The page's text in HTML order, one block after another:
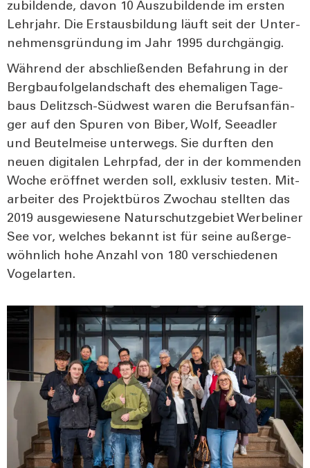
zu­bil­den­de, davon 10 Aus­zu­bil­den­de im ers­ten
Lehr­jahr. Die Erst­aus­bil­dung läuft seit der Unter­
neh­mens­grün­dung im Jahr 1995 durch­gän­gig.
Wäh­rend der abschlie­ßen­den Befah­rung in der
Berg­bau­fol­ge­land­schaft des ehe­ma­li­gen Tage­
baus Delitzsch-Süd­west waren die Berufs­an­fän­
ger auf den Spu­ren von Biber, Wolf, See­ad­ler
und Beu­tel­mei­se unter­wegs. Sie durf­ten den
neu­en digi­ta­len Lehr­pfad, der in der kom­men­den
Woche eröff­net wer­den soll, exklu­siv tes­ten. Mit­
ar­bei­ter des Pro­jekt­bü­ros Zwoch­au stell­ten das
2019 aus­ge­wie­se­ne Natur­schutz­ge­biet Wer­be­li­ner
See vor, wel­ches bekannt ist für sei­ne außer­ge­
wöhn­lich hohe Anzahl von 180 ver­schie­de­nen
Vogel­ar­ten.